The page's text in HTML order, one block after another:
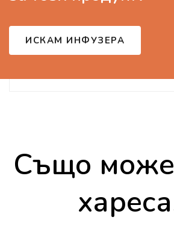
ИСКАМ ИНФУЗЕРА
Също